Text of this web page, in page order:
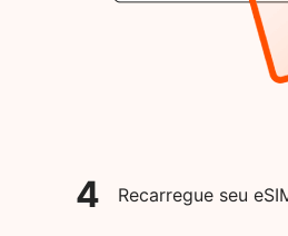
4 Recarregue seu